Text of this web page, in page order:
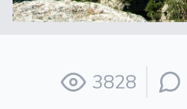
3828